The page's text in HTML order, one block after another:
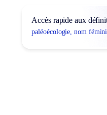
Accès rapide aux
paléoécologie, nom